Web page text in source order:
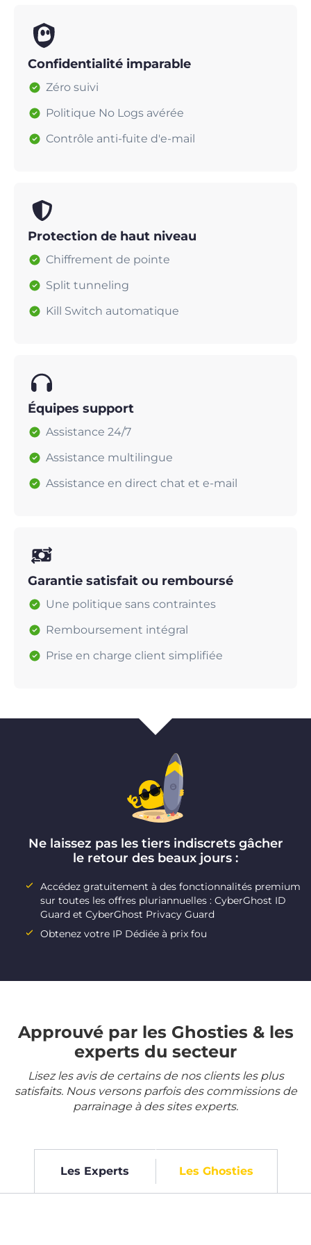
Confidentialité imparable
Zéro suivi
Politique No Logs avérée
Contrôle anti-fuite d'e-mail
Protection de haut niveau
Chiffrement de pointe
Split tunneling
Kill Switch automatique
Équipes support
Assistance 24/7
Assistance multilingue
Assistance en direct chat et e-mail
Garantie satisfait ou remboursé
Une politique sans contraintes
Remboursement intégral
Prise en charge client simplifiée
Ne laissez pas les tiers indiscrets gâcher
le retour des beaux jours :
Accédez gratuitement à des fonctionnalités premium
sur toutes les offres pluriannuelles : CyberGhost ID
Guard et CyberGhost Privacy Guard
Obtenez votre IP Dédiée à prix fou
Approuvé par les Ghosties & les
experts du secteur
Lisez les avis de certains de nos clients les plus
satisfaits. Nous versons parfois des commissions de
parrainage à des sites experts.
Les Experts Les Ghosties